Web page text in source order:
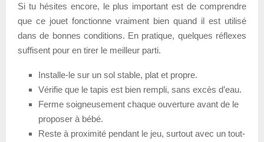
Si tu hésites encore, le plus important est de comprendre
que ce jouet fonctionne vraiment bien quand il est utilisé
dans de bonnes conditions. En pratique, quelques réflexes
suffisent pour en tirer le meilleur parti.
Installe-le sur un sol stable, plat et propre.
Vérifie que le tapis est bien rempli, sans excès d’eau.
Ferme soigneusement chaque ouverture avant de le
proposer à bébé.
Reste à proximité pendant le jeu, surtout avec un tout-